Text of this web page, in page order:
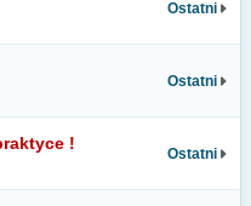
Ostatni
Ostatni
!
Ostatni